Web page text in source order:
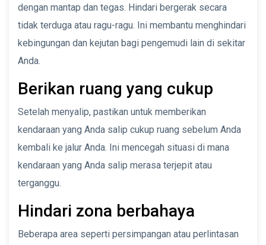
dengan mantap dan tegas. Hindari bergerak secara
tidak terduga atau ragu-ragu. Ini membantu menghindari
kebingungan dan kejutan bagi pengemudi lain di sekitar
Anda.
Berikan ruang yang cukup
Setelah menyalip, pastikan untuk memberikan
kendaraan yang Anda salip cukup ruang sebelum Anda
kembali ke jalur Anda. Ini mencegah situasi di mana
kendaraan yang Anda salip merasa terjepit atau
terganggu.
Hindari zona berbahaya
Beberapa area seperti persimpangan atau perlintasan